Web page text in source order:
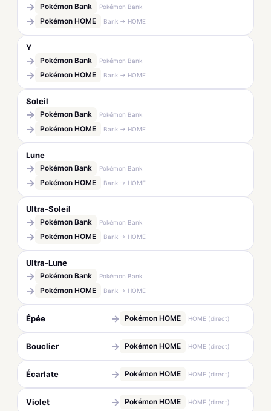
→ Pokémon Bank Pokémon Bank
→ Pokémon HOME Bank → HOME
Y
→ Pokémon Bank Pokémon Bank
→ Pokémon HOME Bank → HOME
Soleil
→ Pokémon Bank Pokémon Bank
→ Pokémon HOME Bank → HOME
Lune
→ Pokémon Bank Pokémon Bank
→ Pokémon HOME Bank → HOME
Ultra-Soleil
→ Pokémon Bank Pokémon Bank
→ Pokémon HOME Bank → HOME
Ultra-Lune
→ Pokémon Bank Pokémon Bank
→ Pokémon HOME Bank → HOME
Épée → Pokémon HOME HOME (direct)
Bouclier → Pokémon HOME HOME (direct)
Écarlate → Pokémon HOME HOME (direct)
Violet → Pokémon HOME HOME (direct)